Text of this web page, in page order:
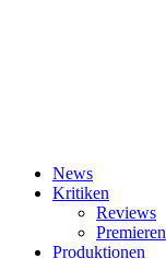
News
Kritiken
Reviews
Premieren
Produktionen